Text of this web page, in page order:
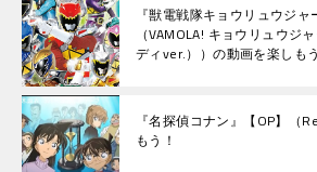
『獣電戦隊キョウリュウジャ
（VAMOLA! キョウリュウジ
ディver.））の動画を楽しも
『名探偵コナン』【OP】（
もう！